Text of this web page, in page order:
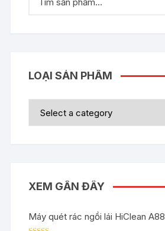
LOẠI SẢN PHẨM
XEM GẦN ĐÂY
Máy quét rác ngồi lái HiClean A88